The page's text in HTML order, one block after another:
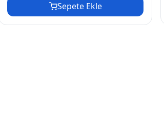
Sepete Ekle